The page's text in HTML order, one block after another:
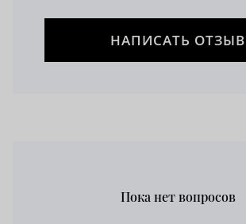
НАПИСАТЬ ОТЗЫВ
Пока нет вопросов